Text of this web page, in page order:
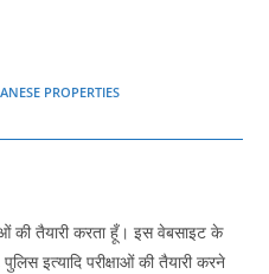
PROPERTIES
की तैयारी करता हूँ। इस वेबसाइट के
इत्यादि परीक्षाओं की तैयारी करने